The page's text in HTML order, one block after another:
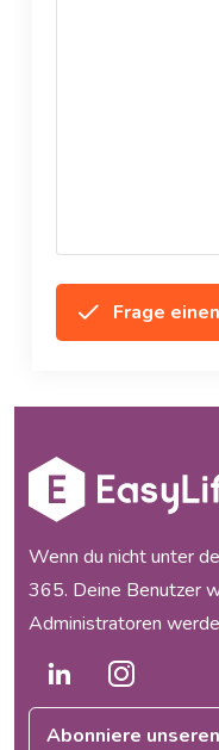
Frage
Wenn du nicht unter
365. Deine Benutzer
Administratoren
Abonniere